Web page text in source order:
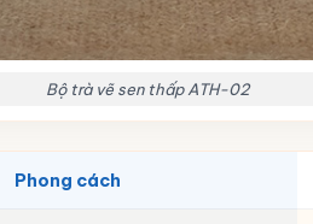
Bộ trà vẽ sen thấp ATH-02
Phong cách